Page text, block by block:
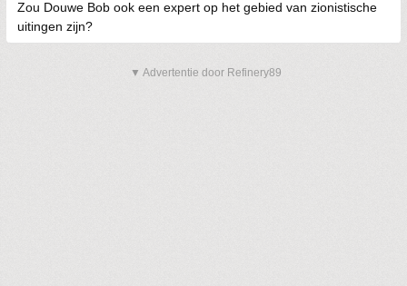
Zou Douwe Bob ook een expert op het gebied van zionistische
uitingen zijn?
▼ Advertentie door Refinery89